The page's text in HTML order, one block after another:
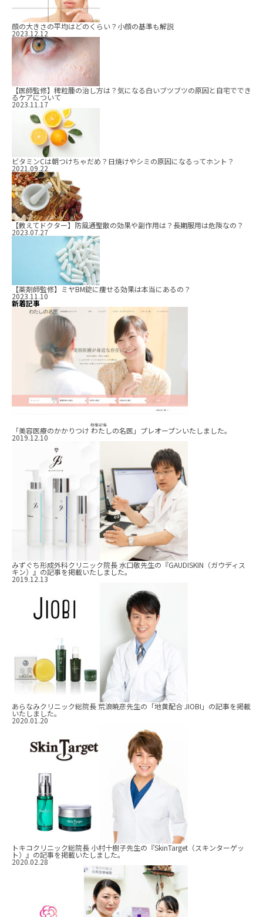
顔の大きさの平均はどのくらい？小顔の基準も解説
2023.12.12
【医師監修】稗粒腫の治し方は？気になる白いブツブツの原因と自宅ででき
るケアについて
2023.11.17
ビタミンCは朝つけちゃだめ？日焼けやシミの原因になるってホント？
2021.09.22
【教えてドクター】防風通聖散の効果や副作用は？長期服用は危険なの？
2023.07.27
【薬剤師監修】ミヤBM錠に痩せる効果は本当にあるの？
2023.11.10
新着記事
「美容医療のかかりつけ わたしの名医」プレオープンいたしました。
2019.12.10
みずぐち形成外科クリニック院長 水口敬先生の『GAUDISKIN（ガウディス
キン）』の記事を掲載いたしました。
2019.12.13
あらなみクリニック総院長 荒浪暁彦先生の「地黄配合 JIOBI」の記事を掲載
いたしました。
2020.01.20
トキコクリニック総院長 小村十樹子先生の『SkinTarget（スキンターゲッ
ト）』の記事を掲載いたしました。
2020.02.28